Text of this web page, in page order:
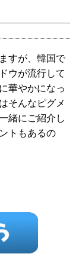
すが、韓国で
ウが流行して
華やかになっ
そんなピグメ
緒にご紹介し
トもあるの